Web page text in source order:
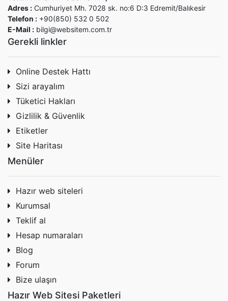
Adres : Cumhuriyet Mh. 7028 sk. no:6 D:3 Edremit/Balıkesir
Telefon : +90(850) 532 0 502
E-Mail : bilgi@websitem.com.tr
Gerekli linkler
Online Destek Hattı
Sizi arayalım
Tüketici Hakları
Gizlilik & Güvenlik
Etiketler
Site Haritası
Menüler
Hazır web siteleri
Kurumsal
Teklif al
Hesap numaraları
Blog
Forum
Bize ulaşın
Hazır Web Sitesi Paketleri